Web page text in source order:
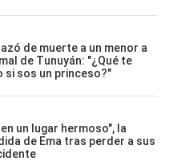
de muerte a un menor a
de Tunuyán: "¿Qué te
si sos un princeso?"
un lugar hermoso", la
de Ema tras perder a sus